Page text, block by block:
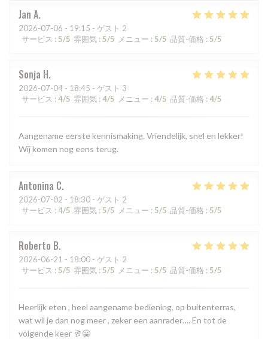
Jan A
2026-07-06 - 19:15 - ゲスト 2
サービス : 5/5 雰囲気 : 5/5 メニュー : 5/5 品質-価格 : 5/5
Sonja H
2026-07-04 - 18:45 - ゲスト 3
サービス : 4/5 雰囲気 : 4/5 メニュー : 4/5 品質-価格 : 4/5
Aangename eerste kennismaking. Vriendelijk, snel en lekker!
Wij komen nog eens terug.
Antonina C
2026-07-02 - 18:30 - ゲスト 2
サービス : 4/5 雰囲気 : 5/5 メニュー : 5/5 品質-価格 : 5/5
Roberto B
2026-06-21 - 18:00 - ゲスト 2
サービス : 5/5 雰囲気 : 5/5 メニュー : 5/5 品質-価格 : 5/5
Heerlijk eten , heel aangename bediening, op buitenterras,
wat wil je dan nog meer , zeker een aanrader…. En tot de
volgende keer 🥂😀